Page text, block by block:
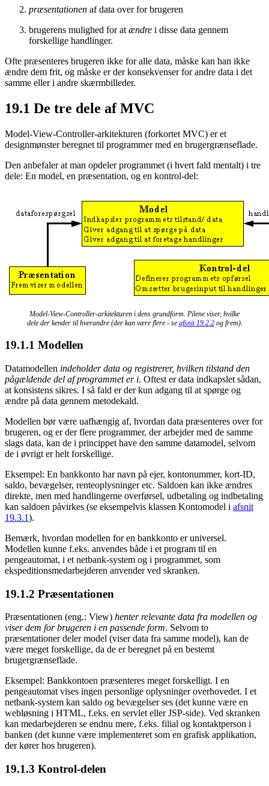
præsentationen af data over for brugeren
brugerens mulighed for at ændre i disse data gennem
forskellige handlinger.
Ofte præsenteres brugeren ikke for alle data, måske kan han ikke
ændre dem frit, og måske er der konsekvenser for andre data i det
samme eller i andre skærmbilleder.
19.1 De tre dele af MVC
Model-View-Controller-arkitekturen (forkortet MVC) er et
designmønster beregnet til programmer med en brugergrænseflade.
Den anbefaler at man opdeler programmet (i hvert fald mentalt) i tre
dele: En model, en præsentation, og en kontrol-del:
Model-View-Controller-arkitekturen i dens grundform. Pilene viser, hvilke
dele der kender til hverandre (der kan være flere - se afsnit 19.2.2og frem).
19.1.1 Modellen
Datamodellen indeholder data og registrerer, hvilken tilstand den
pågældende del af programmet er i. Oftest er data indkapslet sådan,
at konsistens sikres. I så fald er der kun adgang til at spørge og
ændre på data gennem metodekald.
Modellen bør være uafhængig af, hvordan data præsenteres over for
brugeren, og er der flere programmer, der arbejder med de samme
slags data, kan de i princippet have den samme datamodel, selvom
de i øvrigt er helt forskellige.
Eksempel: En bankkonto har navn på ejer, kontonummer, kort-ID,
saldo, bevægelser, renteoplysninger etc. Saldoen kan ikke ændres
direkte, men med handlingerne overførsel, udbetaling og indbetaling
kan saldoen påvirkes (se eksempelvis klassen Kontomodel i afsnit
19.3.1).
Bemærk, hvordan modellen for en bankkonto er universel.
Modellen kunne f.eks. anvendes både i et program til en
pengeautomat, i et netbank-system og i programmet, som
ekspeditionsmedarbejderen anvender ved skranken.
19.1.2 Præsentationen
Præsentationen (eng.: View) henter relevante data fra modellen og
viser dem for brugeren i en passende form. Selvom to
præsentationer deler model (viser data fra samme model), kan de
være meget forskellige, da de er beregnet på en bestemt
brugergrænseflade.
Eksempel: Bankkontoen præsenteres meget forskelligt. I en
pengeautomat vises ingen personlige oplysninger overhovedet. I et
netbank-system kan saldo og bevægelser ses (det kunne være en
webløsning i HTML, f.eks. en servlet eller JSP-side). Ved skranken
kan medarbejderen se endnu mere, f.eks. filial og kontaktperson i
banken (det kunne være implementeret som en grafisk applikation,
der kører hos brugeren).
19.1.3 Kontrol-delen